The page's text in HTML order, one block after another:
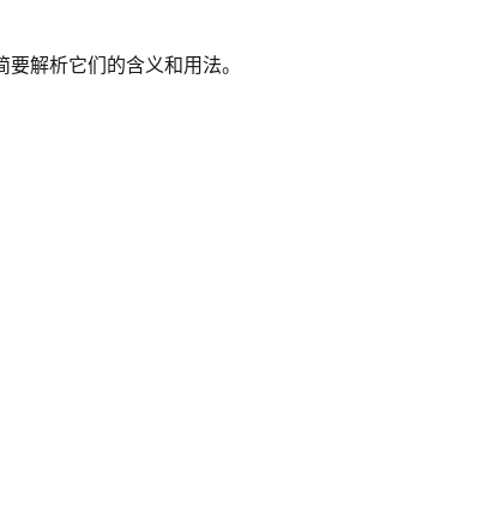
解析它们的含义和用法。